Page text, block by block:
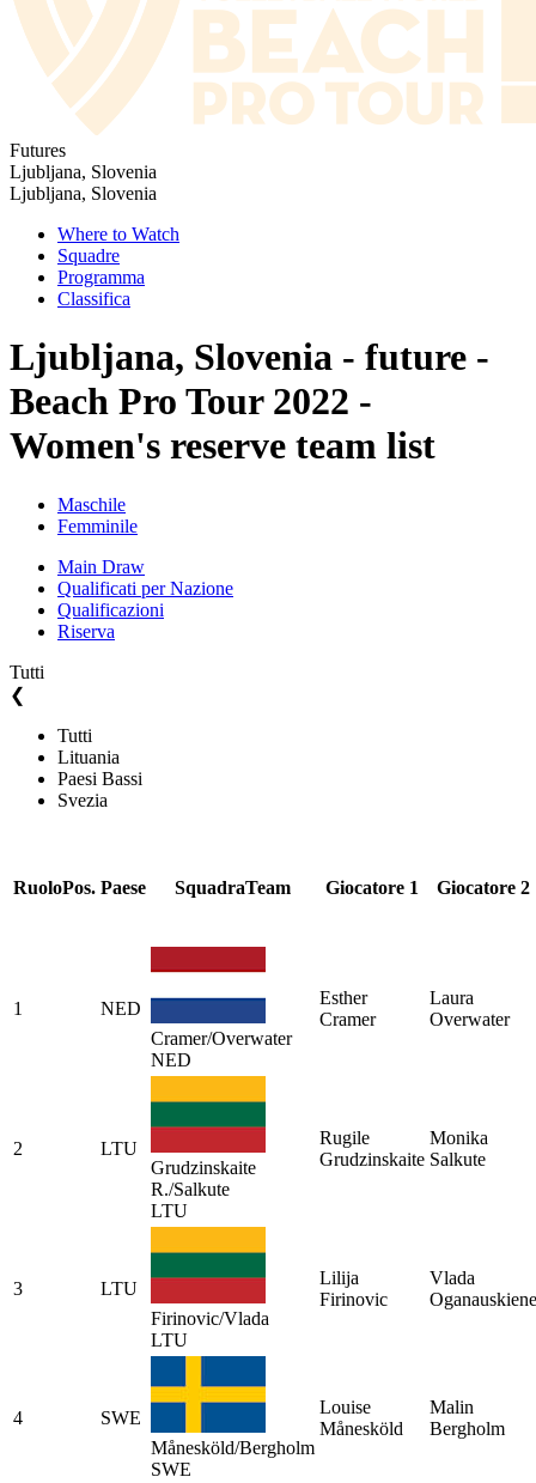
Futures
Ljubljana, Slovenia
Ljubljana, Slovenia
Where to Watch
Squadre
Programma
Classifica
Ljubljana, Slovenia - future -
Beach Pro Tour 2022 -
Women's reserve team list
Maschile
Femminile
Main Draw
Qualificati per Nazione
Qualificazioni
Riserva
Tutti
❮
Tutti
Lituania
Paesi Bassi
Svezia
RuoloPos. Paese SquadraTeam Giocatore 1 Giocatore 2
1
NED
Cramer/Overwater
NED
Esther
Cramer
Laura
Overwater
2
LTU
Grudzinskaite
R./Salkute
LTU
Rugile
Grudzinskaite
Monika
Salkute
3
LTU
Firinovic/Vlada
LTU
Lilija
Firinovic
Vlada
Oganauskiene
4
SWE
Månesköld/Bergholm
SWE
Louise
Månesköld
Malin
Bergholm